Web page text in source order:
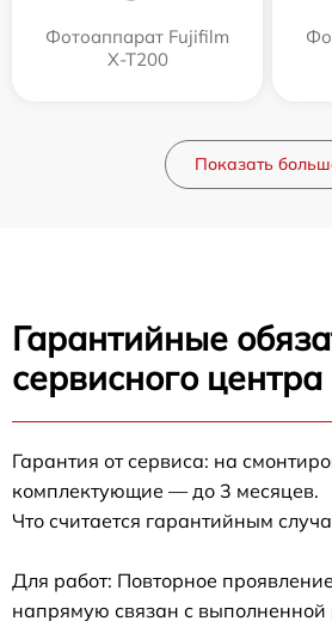
Фотоаппарат Fujifilm
X-T200
Показать
Гарантийные
сервисного
Гарантия от сервиса: на
комплектующие — до 3 месяцев.
Что считается гарантийным
Для работ: Повторное
напрямую связан с